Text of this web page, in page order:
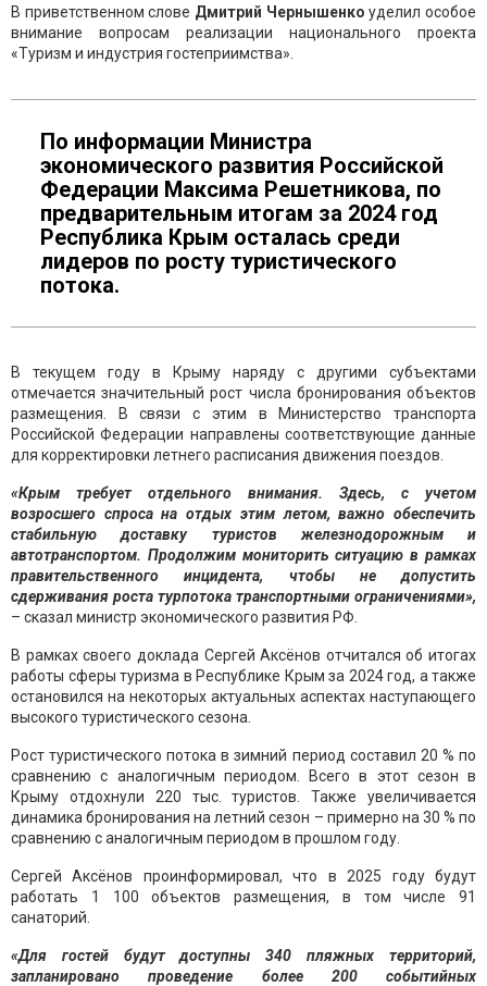
В приветственном слове Дмитрий Чернышенко уделил особое
внимание вопросам реализации национального проекта
«Туризм и индустрия гостеприимства».
По информации Министра
экономического развития Российской
Федерации Максима Решетникова, по
предварительным итогам за 2024 год
Республика Крым осталась среди
лидеров по росту туристического
потока.
В текущем году в Крыму наряду с другими субъектами
отмечается значительный рост числа бронирования объектов
размещения. В связи с этим в Министерство транспорта
Российской Федерации направлены соответствующие данные
для корректировки летнего расписания движения поездов.
«Крым требует отдельного внимания. Здесь, с учетом
возросшего спроса на отдых этим летом, важно обеспечить
стабильную доставку туристов железнодорожным и
автотранспортом. Продолжим мониторить ситуацию в рамках
правительственного инцидента, чтобы не допустить
сдерживания роста турпотока транспортными ограничениями»,
– сказал министр экономического развития РФ.
В рамках своего доклада Сергей Аксёнов отчитался об итогах
работы сферы туризма в Республике Крым за 2024 год, а также
остановился на некоторых актуальных аспектах наступающего
высокого туристического сезона.
Рост туристического потока в зимний период составил 20 % по
сравнению с аналогичным периодом. Всего в этот сезон в
Крыму отдохнули 220 тыс. туристов. Также увеличивается
динамика бронирования на летний сезон – примерно на 30 % по
сравнению с аналогичным периодом в прошлом году.
Сергей Аксёнов проинформировал, что в 2025 году будут
работать 1 100 объектов размещения, в том числе 91
санаторий.
«Для гостей будут доступны 340 пляжных территорий,
запланировано проведение более 200 событийных